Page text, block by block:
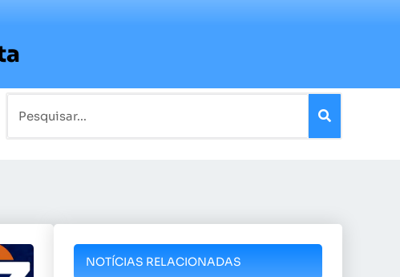
NOTÍCIAS RELACIONADAS